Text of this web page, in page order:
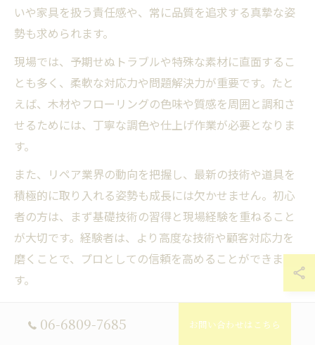
いや家具を扱う責任感や、常に品質を追求する真摯な姿
勢も求められます。
現場では、予期せぬトラブルや特殊な素材に直面するこ
とも多く、柔軟な対応力や問題解決力が重要です。たと
えば、木材やフローリングの色味や質感を周囲と調和さ
せるためには、丁寧な調色や仕上げ作業が必要となりま
す。
また、リペア業界の動向を把握し、最新の技術や道具を
積極的に取り入れる姿勢も成長には欠かせません。初心
者の方は、まず基礎技術の習得と現場経験を重ねること
が大切です。経験者は、より高度な技術や顧客対応力を
磨くことで、プロとしての信頼を高めることができま
す。
リペア発展がもたらすプロの成長機会
06-6809-7685 お問い合わせはこちら